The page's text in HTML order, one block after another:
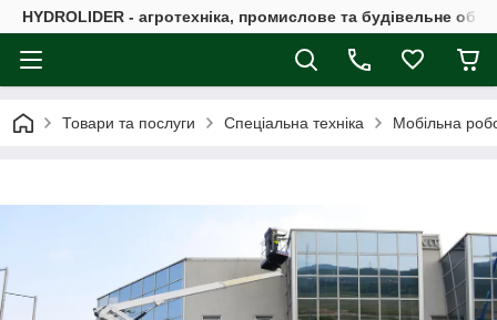
HYDROLIDER - агротехніка, промислове та будівельне
Товари та послуги Спеціальна техніка Мобільна